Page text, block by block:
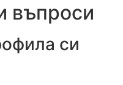
въпроси
си